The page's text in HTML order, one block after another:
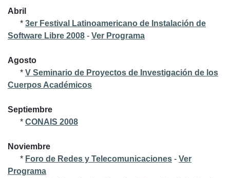
Abril
* 3er Festival Latinoamericano de Instalación de
Software Libre 2008 - Ver Programa
Agosto
* V Seminario de Proyectos de Investigación de los
Cuerpos Académicos
Septiembre
* CONAIS 2008
Noviembre
* Foro de Redes y Telecomunicaciones - Ver
Programa